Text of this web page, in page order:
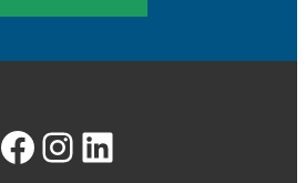
Facebook
Instagram
LinkedIn